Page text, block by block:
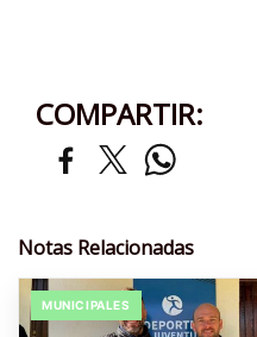
COMPARTIR:
Notas Relacionadas
MUNICIPALES